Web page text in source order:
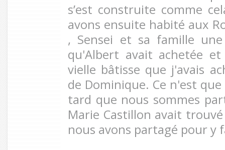
s’est construite comme
avons ensuite habité aux
, Sensei et sa famille
qu'Albert avait achetée
vielle bâtisse que j'avais
de Dominique. Ce n'est
tard que nous sommes
Marie Castillon avait
nous avons partagé pour y